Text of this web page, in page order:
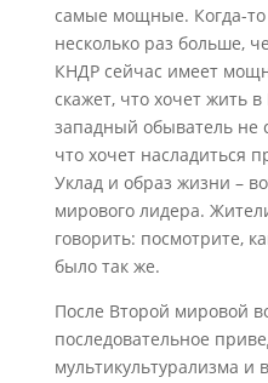
самые мощные. Когда-
несколько раз больше,
КНДР сейчас имеет
скажет, что хочет жить
западный обыватель не
что хочет насладиться
Уклад и образ жизни –
мирового лидера.
говорить: посмотрите,
было так же.
После Второй мировой
последовательное
мультикультурализма